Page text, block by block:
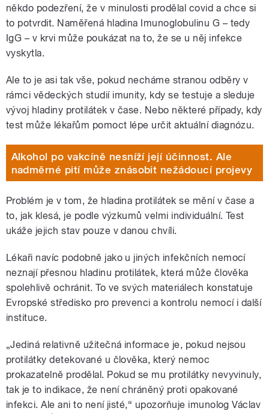
někdo podezření, že v minulosti prodělal covid a chce si
to potvrdit. Naměřená hladina Imunoglobulinu G – tedy
IgG – v krvi může poukázat na to, že se u něj infekce
vyskytla.
Ale to je asi tak vše, pokud necháme stranou odběry v
rámci vědeckých studií imunity, kdy se testuje a sleduje
vývoj hladiny protilátek v čase. Nebo některé případy, kdy
test může lékařům pomoct lépe určit aktuální diagnózu.
Alkohol po vakcíně nesníží její účinnost. Ale
nadměrné pití může znásobit nežádoucí projevy
Problém je v tom, že hladina protilátek se mění v čase a
to, jak klesá, je podle výzkumů velmi individuální. Test
ukáže jejich stav pouze v danou chvíli.
Lékaři navíc podobně jako u jiných infekčních nemocí
neznají přesnou hladinu protilátek, která může člověka
spolehlivě ochránit. To ve svých materiálech konstatuje
Evropské středisko pro prevenci a kontrolu nemocí i další
instituce.
„Jediná relativně užitečná informace je, pokud nejsou
protilátky detekované u člověka, který nemoc
prokazatelně prodělal. Pokud se mu protilátky nevyvinuly,
tak je to indikace, že není chráněný proti opakované
infekci. Ale ani to není jisté,“ upozorňuje imunolog Václav